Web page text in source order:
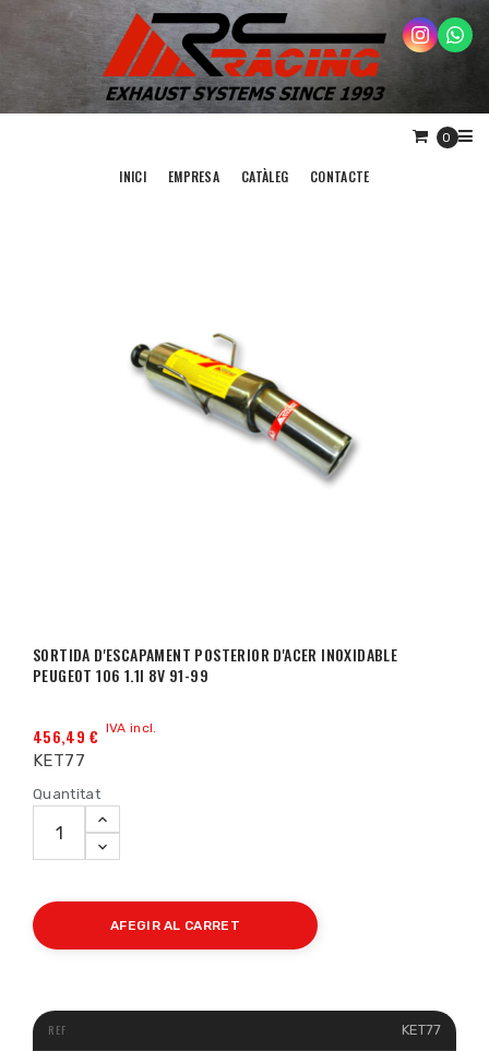
0
INICI EMPRESA CATÀLEG CONTACTE
SORTIDA D'ESCAPAMENT POSTERIOR D'ACER INOXIDABLE
PEUGEOT 106 1.1I 8V 91-99
456,49 € IVA incl.
KET77
Quantitat
AFEGIR AL CARRET
KET77